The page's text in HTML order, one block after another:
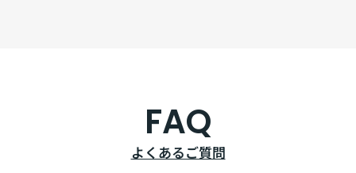
FAQ
よくあるご質問